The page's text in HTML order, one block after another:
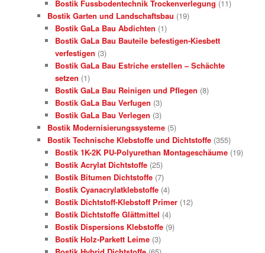
Bostik Fussbodentechnik Trockenverlegung (11)
Bostik Garten und Landschaftsbau (19)
Bostik GaLa Bau Abdichten (1)
Bostik GaLa Bau Bauteile befestigen-Kiesbett
verfestigen (3)
Bostik GaLa Bau Estriche erstellen – Schächte
setzen (1)
Bostik GaLa Bau Reinigen und Pflegen (8)
Bostik GaLa Bau Verfugen (3)
Bostik GaLa Bau Verlegen (3)
Bostik Modernisierungssysteme (5)
Bostik Technische Klebstoffe und Dichtstoffe (355)
Bostik 1K-2K PU-Polyurethan Montageschäume (19)
Bostik Acrylat Dichtstoffe (25)
Bostik Bitumen Dichtstoffe (7)
Bostik Cyanacrylatklebstoffe (4)
Bostik Dichtstoff-Klebstoff Primer (12)
Bostik Dichtstoffe Glättmittel (4)
Bostik Dispersions Klebstoffe (9)
Bostik Holz-Parkett Leime (3)